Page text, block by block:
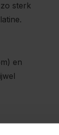
sterk
en